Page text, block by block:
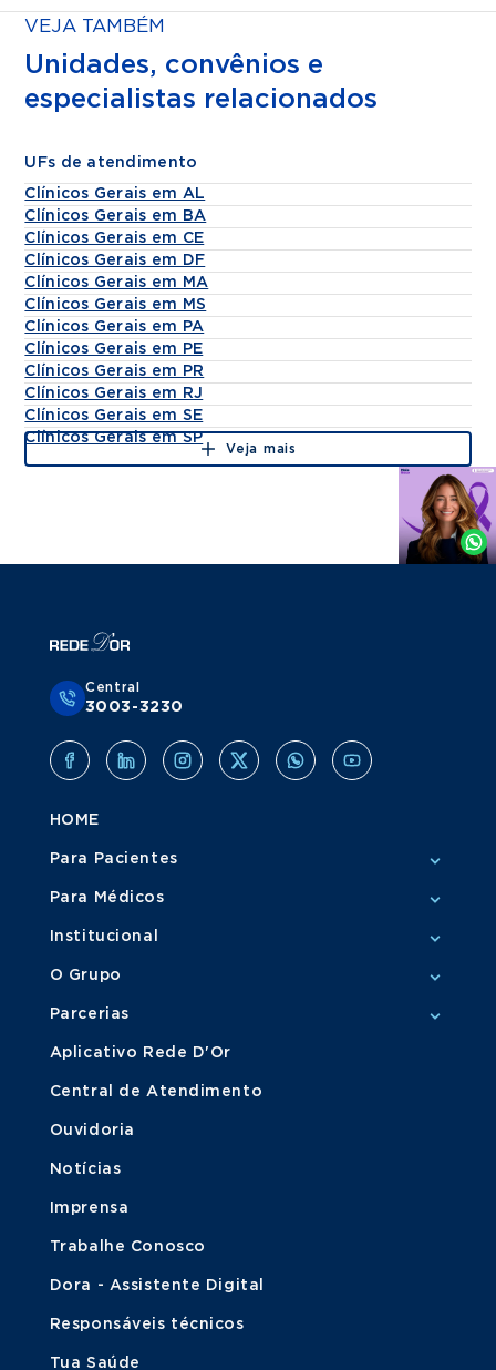
VEJA TAMBÉM
Unidades, convênios e
especialistas relacionados
UFs de atendimento
Clínicos Gerais em AL
Clínicos Gerais em BA
Clínicos Gerais em CE
Clínicos Gerais em DF
Clínicos Gerais em MA
Clínicos Gerais em MS
Clínicos Gerais em PA
Clínicos Gerais em PE
Clínicos Gerais em PR
Clínicos Gerais em RJ
Clínicos Gerais em SE
Clínicos Gerais em SP
Veja mais
Agende
Whatsapp
Central
3003-3230
HOME
Para Pacientes
Para Médicos
Institucional
O Grupo
Parcerias
Aplicativo Rede D'Or
Central de Atendimento
Ouvidoria
Notícias
Imprensa
Trabalhe Conosco
Dora - Assistente Digital
Responsáveis técnicos
Tua Saúde